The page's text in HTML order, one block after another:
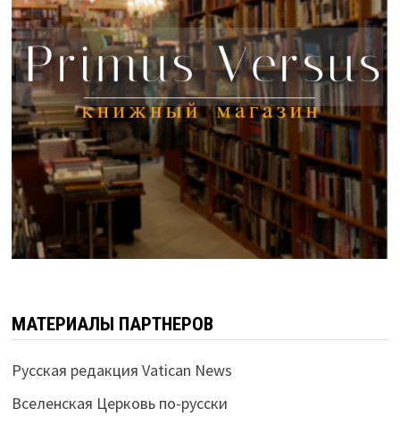
МАТЕРИАЛЫ ПАРТНЕРОВ
Русская редакция Vatican News
Вселенская Церковь по-русски